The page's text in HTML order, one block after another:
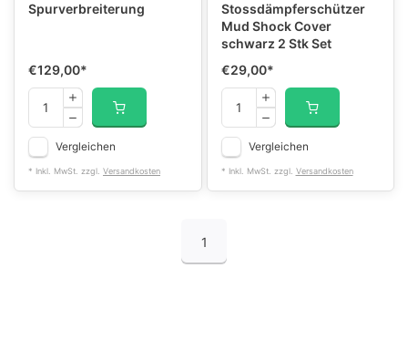
Spurverbreiterung
€129,00*
Vergleichen
* Inkl. MwSt. zzgl. Versandkosten
Stossdämpferschützer
Mud Shock Cover
schwarz 2 Stk Set
€29,00*
Vergleichen
* Inkl. MwSt. zzgl. Versandkosten
1